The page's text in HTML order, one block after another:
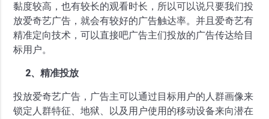
黏度较高，也有较长的观看时长，所以可以说只要我们投
放爱奇艺广告，就会有较好的广告触达率。并且爱奇艺有
精准定向技术，可以直接吧广告主们投放的广告传达给目
标用户。
2、精准投放
投放爱奇艺广告，广告主可以通过目标用户的人群画像来
锁定人群特征、地狱、以及用户使用的移动设备来向潜在